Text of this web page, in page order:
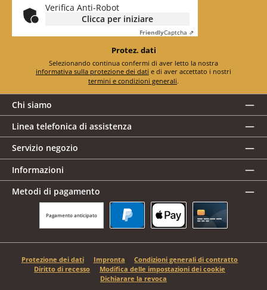
Verifica Anti-Robot
Clicca per iniziare
FriendlyCaptcha ⇗
Protez. dati
informativa sulla protezione dei dati
termini e condizioni generali.
Chi siamo
Linea telefonica di assistenza
Servizio negozio
Informazioni
Metodi di pagamento
Pagamento anticipato
Protezione dei dati Impronta
Condizioni generali di contratto
Diritto di recesso
Modifica delle impostazioni dei cookie
Dichiarare la revoca